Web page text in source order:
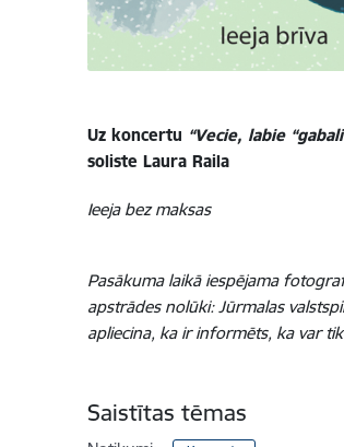
Uz koncertu “Vecie, labie
soliste Laura Raila
Ieeja bez maksas
Pasākuma laikā iespējama
apstrādes nolūki: Jūrmalas
apliecina, ka ir informēts, ka var
Saistītas tēmas